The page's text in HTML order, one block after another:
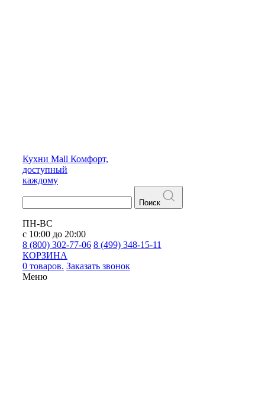
Кухни Mall Комфорт,
доступный
каждому
Поиск
ПН-ВС
с 10:00 до 20:00
8 (800) 302-77-06 8 (499) 348-15-11
КОРЗИНА
0 товаров. Заказать звонок
Меню